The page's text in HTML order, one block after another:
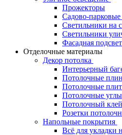
Прожекторы
Садово-парковые
Светильники на
Светильники
Фасадная
Отделочные материалы
Декор потолка
Интерьерный
Потолочные
Потолочные
Потолочные углы
Потолочный клей
Розетки
Напольные покрытия
Всё для укладки